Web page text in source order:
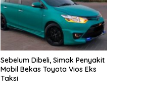
Sebelum Dibeli, Simak Penyakit
Mobil Bekas Toyota Vios Eks
Taksi